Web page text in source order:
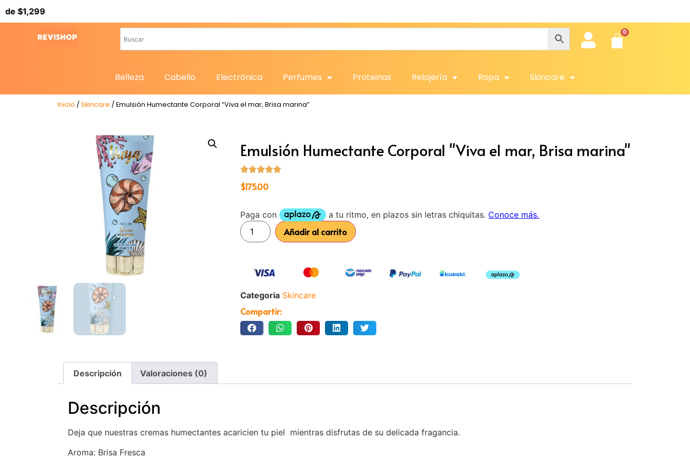
Belleza Cabello Electrónica Perfumes Proteinas Relojería Ropa Skincare
Inicio / Skincare / Emulsión Humectante Corporal “Viva el mar, Brisa marina”
Emulsión Humectante Corporal "Viva el mar, Brisa marina"
$175.00
Añadir al carrito
Categoria Skincare
Compartir:
Descripción Valoraciones (0)
Descripción
Deja que nuestras cremas humectantes acaricien tu piel mientras disfrutas de su delicada fragancia.
Aroma: Brisa Fresca